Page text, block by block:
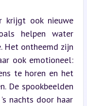
krijgt ook nieuwe
helpen water
Het ontheemd zijn
ook emotioneel:
te horen en het
De spookbeelden
nachts door haar